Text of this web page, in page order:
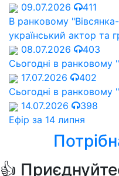
09.07.2026
411
В ранковому
український актор та
08.07.2026
403
Сьогодні в ранковому
17.07.2026
402
Сьогодні в ранковому
14.07.2026
398
Ефір за 14 липня
👍